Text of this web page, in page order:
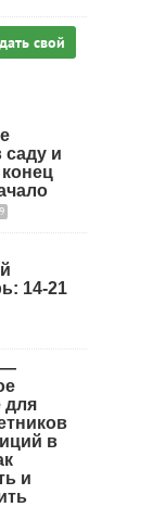
свой
саду и
9
14-21
—
для
в
и